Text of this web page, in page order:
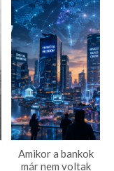
Amikor a bankok
már nem voltak